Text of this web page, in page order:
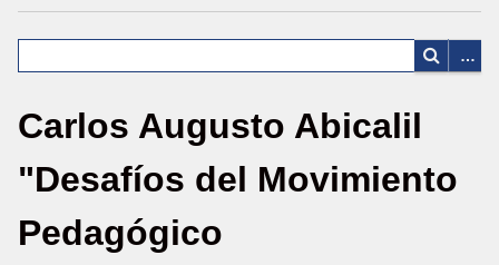
Carlos Augusto Abicalil
"Desafíos del Movimiento
Pedagógico